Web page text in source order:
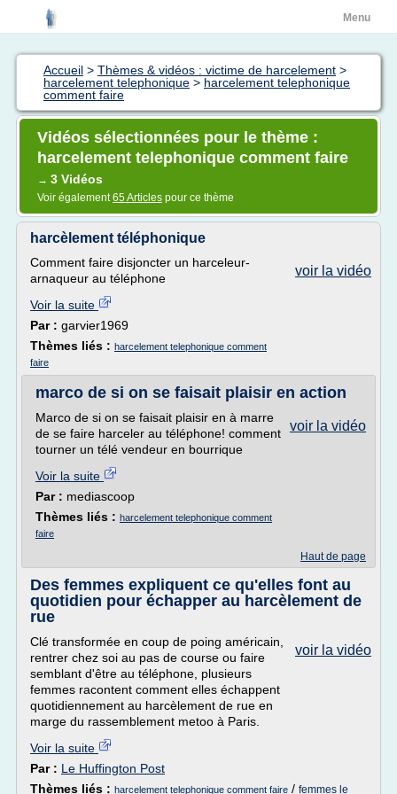
Menu
Accueil > Thèmes & vidéos : victime de harcelement >
harcelement telephonique > harcelement telephonique
comment faire
Vidéos sélectionnées pour le thème :
harcelement telephonique comment faire
→ 3 Vidéos
Voir également65 Articles pour ce thème
harcèlement téléphonique
voir la vidéo
Comment faire disjoncter un harceleur-
arnaqueur au téléphone
Voir la suite
Par : garvier1969
Thèmes liés : harcelement telephonique comment
faire
marco de si on se faisait plaisir en action
voir la vidéo
Marco de si on se faisait plaisir en à marre
de se faire harceler au téléphone! comment
tourner un télé vendeur en bourrique
Voir la suite
Par : mediascoop
Thèmes liés : harcelement telephonique comment
faire
Haut de page
Des femmes expliquent ce qu'elles font au
quotidien pour échapper au harcèlement de
rue
voir la vidéo
Clé transformée en coup de poing américain,
rentrer chez soi au pas de course ou faire
semblant d'être au téléphone, plusieurs
femmes racontent comment elles échappent
quotidiennement au harcèlement de rue en
marge du rassemblement metoo à Paris.
Voir la suite
Par : Le Huffington Post
Thèmes liés : harcelement telephonique comment faire / femmes le